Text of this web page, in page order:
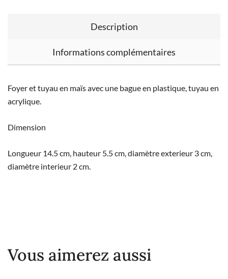
Description
Informations complémentaires
Foyer et tuyau en maïs avec une bague en plastique, tuyau en
acrylique.
Dimension
Longueur 14.5 cm, hauteur 5.5 cm, diamètre exterieur 3 cm,
diamètre interieur 2 cm.
Vous aimerez aussi